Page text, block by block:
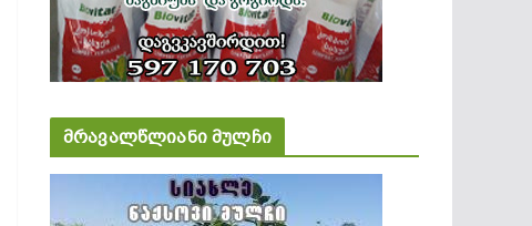
მრავალწლიანი მულჩი